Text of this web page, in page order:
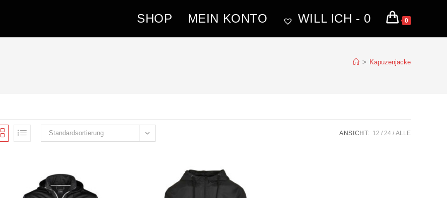
SHOP MEIN KONTO WILL ICH - 0 0
> Kapuzenjacke
Standardsortierung ANSICHT: 12 24 ALLE